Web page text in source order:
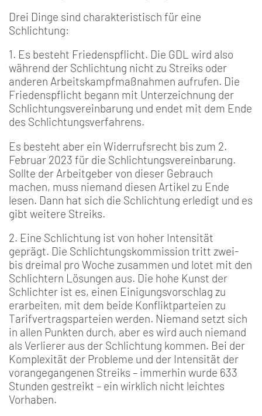
Drei Dinge sind charakteristisch für eine
Schlichtung:
1. Es besteht Friedenspflicht. Die GDL wird also
während der Schlichtung nicht zu Streiks oder
anderen Arbeitskampfmaßnahmen aufrufen. Die
Friedenspflicht begann mit Unterzeichnung der
Schlichtungsvereinbarung und endet mit dem Ende
des Schlichtungsverfahrens.
Es besteht aber ein Widerrufsrecht bis zum 2.
Februar 2023 für die Schlichtungsvereinbarung.
Sollte der Arbeitgeber von dieser Gebrauch
machen, muss niemand diesen Artikel zu Ende
lesen. Dann hat sich die Schlichtung erledigt und es
gibt weitere Streiks.
2. Eine Schlichtung ist von hoher Intensität
geprägt. Die Schlichtungskommission tritt zwei-
bis dreimal pro Woche zusammen und lotet mit den
Schlichtern Lösungen aus. Die hohe Kunst der
Schlichter ist es, einen Einigungsvorschlag zu
erarbeiten, mit dem beide Konfliktparteien zu
Tarifvertragsparteien werden. Niemand setzt sich
in allen Punkten durch, aber es wird auch niemand
als Verlierer aus der Schlichtung kommen. Bei der
Komplexität der Probleme und der Intensität der
vorangegangenen Streiks – immerhin wurde 633
Stunden gestreikt – ein wirklich nicht leichtes
Vorhaben.